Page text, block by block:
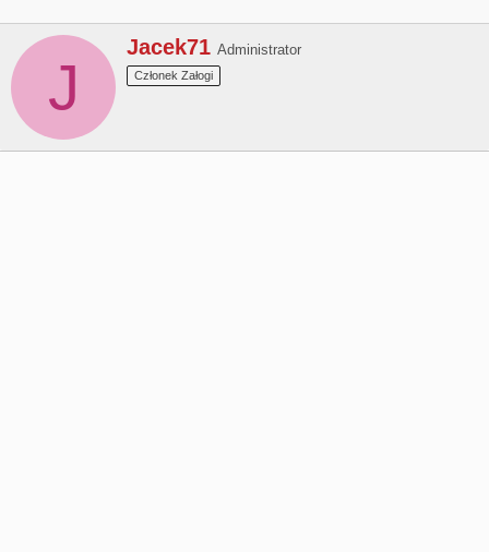
J
W
r
Jacek71 Administrator
Członek Załogi